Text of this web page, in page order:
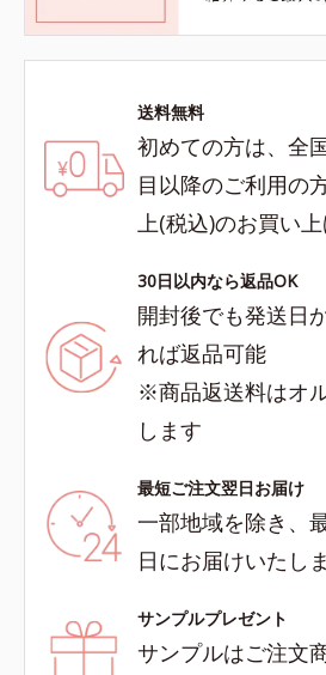
送料無料
初めての方は、全
目以降のご利用の
上(税込)のお買い
30日以内なら返品OK
開封後でも発送日
れば返品可能
※商品返送料はオ
します
最短ご注文翌日お届け
一部地域を除き、
日にお届けいたし
サンプルプレゼント
サンプルはご注文